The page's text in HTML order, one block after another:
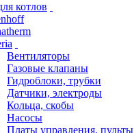
котлов
Вентиляторы
Газовые клапаны
Гидроблоки, трубки
Датчики, электроды
Кольца, скобы
Насосы
Платы управления, пульты